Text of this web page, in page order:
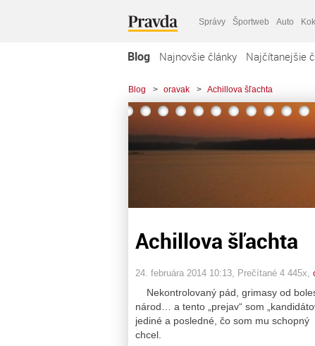
Správy Športweb Auto
Blog Najnovšie články Najčítanejšie
Blog > oravak > Achillova šľachta
Achillova šľachta
24. februára 2014 10:13 , Prečítané 4 445x,
Nekontrolovaný pád, grimasy od
národ… a tento „prejav“ som
jediné a posledné, čo som mu
chcel.